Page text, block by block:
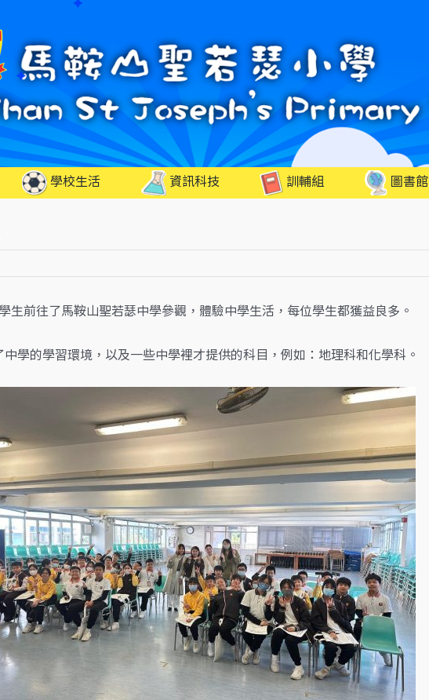
學校生活 資訊科技 訓輔組 圖書館
生前往了馬鞍山聖若瑟中學參觀，體驗中學生活，每位學生都獲益良多。
學的學習環境，以及一些中學裡才提供的科目，例如：地理科和化學科。